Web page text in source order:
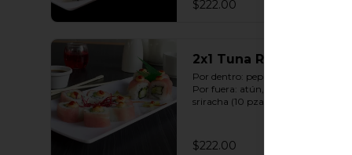
$222.00
2x1 Tuna Roll
Por dentro: pepino y aguacate.
Por fuera: atún, salsa spicy con
sriracha (10 pzas. por rollo).
$222.00